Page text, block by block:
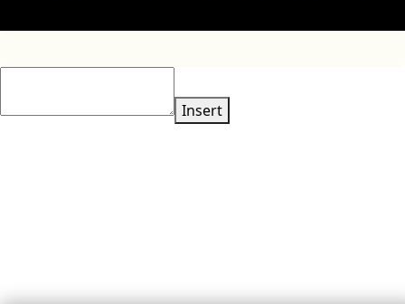
Insert